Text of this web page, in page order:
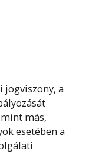
jogviszony, a
más,
esetében a